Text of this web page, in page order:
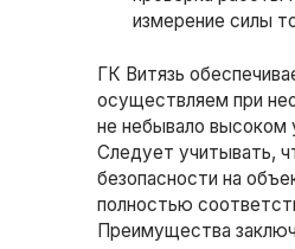
измерение силы
ГК Витязь
осуществляем при
не небывало высоком
Следует учитывать,
безопасности на
полностью
Преимущества